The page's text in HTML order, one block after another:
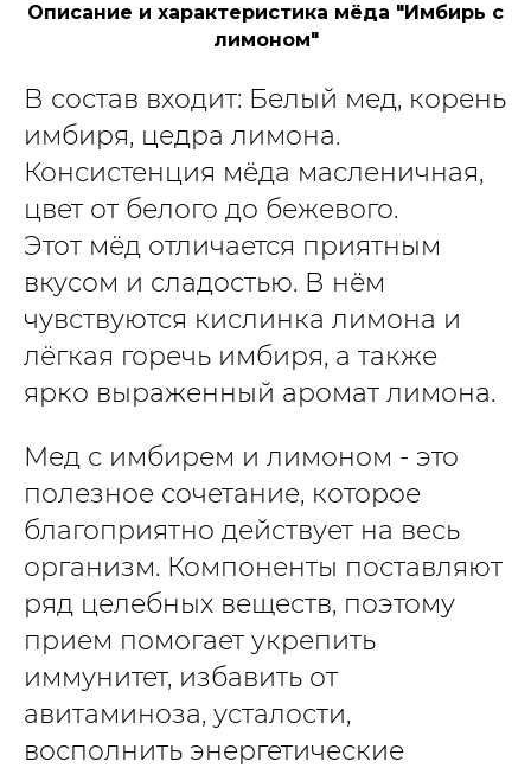
Описание и характеристика мёда "Имбирь с
лимоном"
В состав входит: Белый мед, корень
имбиря, цедра лимона.
Консистенция мёда масленичная,
цвет от белого до бежевого.
Этот мёд отличается приятным
вкусом и сладостью. В нём
чувствуются кислинка лимона и
лёгкая горечь имбиря, а также
ярко выраженный аромат лимона.
Мед с имбирем и лимоном - это
полезное сочетание, которое
благоприятно действует на весь
организм. Компоненты поставляют
ряд целебных веществ, поэтому
прием помогает укрепить
иммунитет, избавить от
авитаминоза, усталости,
восполнить энергетические